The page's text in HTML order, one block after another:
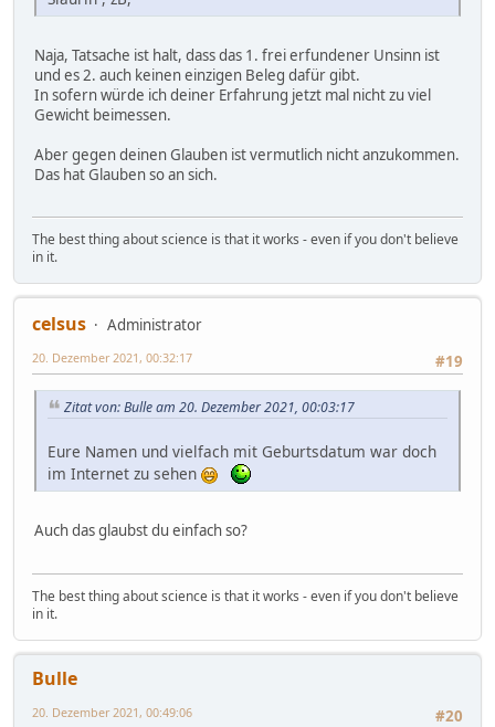
Naja, Tatsache ist halt, dass das 1. frei erfundener Unsinn ist
und es 2. auch keinen einzigen Beleg dafür gibt.
In sofern würde ich deiner Erfahrung jetzt mal nicht zu viel
Gewicht beimessen.
Aber gegen deinen Glauben ist vermutlich nicht anzukommen.
Das hat Glauben so an sich.
The best thing about science is that it works - even if you don't believe
in it.
celsus
Administrator
#19
20. Dezember 2021, 00:32:17
Zitat von: Bulle am 20. Dezember 2021, 00:03:17
Eure Namen und vielfach mit Geburtsdatum war doch
im Internet zu sehen
Auch das glaubst du einfach so?
The best thing about science is that it works - even if you don't believe
in it.
Bulle
#20
20. Dezember 2021, 00:49:06